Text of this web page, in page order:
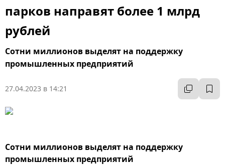
парков направят более 1 млрд
рублей
Сотни миллионов выделят на поддержку
промышленных предприятий
27.04.2023 в 14:21
Сотни миллионов выделят на поддержку
промышленных предприятий